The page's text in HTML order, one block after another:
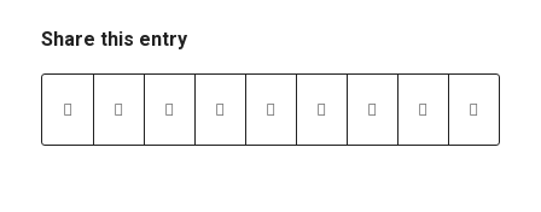
Share this entry